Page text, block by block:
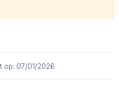
op: 07/01/2026